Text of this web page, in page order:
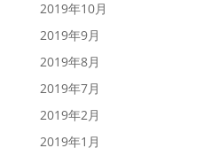
2019年10月
2019年9月
2019年8月
2019年7月
2019年2月
2019年1月